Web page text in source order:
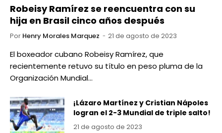
Robeisy Ramírez se reencuentra con su
hija en Brasil cinco años después
Por Henry Morales Marquez 21 de agosto de 2023
El boxeador cubano Robeisy Ramírez, que
recientemente retuvo su título en peso pluma de la
Organización Mundial…
¡Lázaro Martínez y Cristian Nápoles
logran el 2-3 Mundial de triple salto!
21 de agosto de 2023